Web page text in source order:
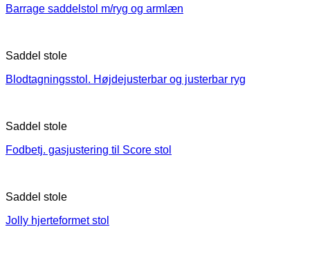
Barrage saddelstol m/ryg og armlæn
Saddel stole
Blodtagningsstol. Højdejusterbar og justerbar ryg
Saddel stole
Fodbetj. gasjustering til Score stol
Saddel stole
Jolly hjerteformet stol